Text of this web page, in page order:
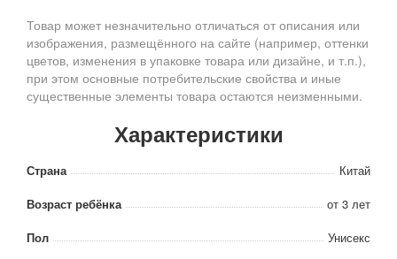
Товар может незначительно отличаться от описания или
изображения, размещённого на сайте (например, оттенки
цветов, изменения в упаковке товара или дизайне, и т.п.),
при этом основные потребительские свойства и иные
существенные элементы товара остаются неизменными.
Характеристики
Страна
Китай
Возраст ребёнка
от 3 лет
Пол
Унисекс